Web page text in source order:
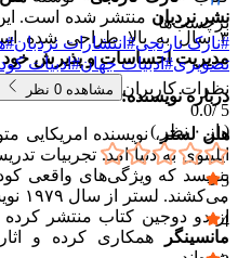
نشر نردبان
۳ سال به بالا طراحی شده است. موضوع اصلی کتاب
مدیریت احساسات و پذیرش خود
درباره نویسنده:
هلن لستر
ایلینوی به دنیا امد. تجربیات
بنویسد که ویژگی‌های واقعی
از دو دوجین کتاب منتشر کرده
مانسینگر
همکاری کرده و
برچسب‌ها
#نازک نارنجی# انتشارات نردبان#
تصویری#ادبیات جهان#ادبیات
نظرات کاربران
مشاهده 0 نظر
5 /
0.0
( از ۰ نظر )
5
۰
4
۰